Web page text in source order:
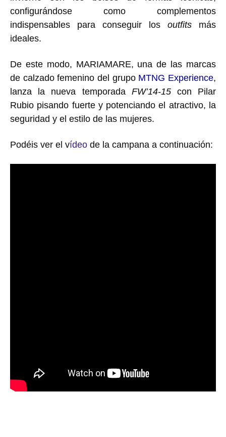
configurándose como complementos
indispensables para conseguir los outfits más
ideales.
De este modo, MARIAMARE, una de las marcas
de calzado femenino del grupo MTNG Experience,
lanza la nueva temporada FW’14-15 con Pilar
Rubio pisando fuerte y potenciando el atractivo, la
seguridad y el estilo de las mujeres.
Podéis ver el vídeo de la campana a continuación: